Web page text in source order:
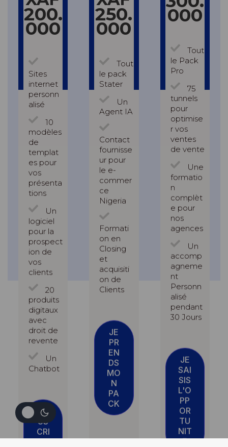
200.
000
Sites
internet
personn
alisé
10
modèles
de
templat
es pour
vos
présenta
tions
Un
logiciel
pour la
prospect
ion de
vos
clients
20
produits
digitaux
avec
droit de
revente
Un
Chatbot
SO
US
CRI
RE
250.
000
Tout
le pack
Stater
Un
Agent IA
Contact
fournisse
ur pour
le e-
commer
ce
Nigeria
Formati
on en
Closing
et
acquisiti
on de
Clients
JE
PR
EN
DS
MO
N
PA
CK
000
Tout
le Pack
Pro
75
tunnels
pour
optimise
r vos
ventes
de vente
Une
formatio
n
complèt
e pour
nos
agences
Un
accomp
agneme
nt
Personn
alisé
pendant
30 Jours
JE
SAI
SIS
L'O
PP
OR
TU
NIT
E